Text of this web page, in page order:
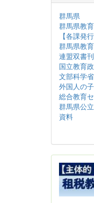
群馬県
群馬県教
【各課発
群馬県教
連盟双書
国立教育
文部科学省
外国人の
総合教育
群馬県公
資料